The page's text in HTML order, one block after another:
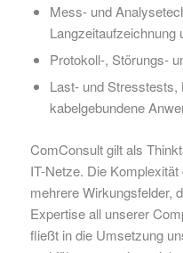
Mess- und
Langzeitaufzeichnung
Protokoll-, Störungs-
Last- und
kabelgebundene
ComConsult gilt als
IT-Netze. Die
mehrere Wirkungsfelder,
Expertise all unserer
fließt in die Umsetzung